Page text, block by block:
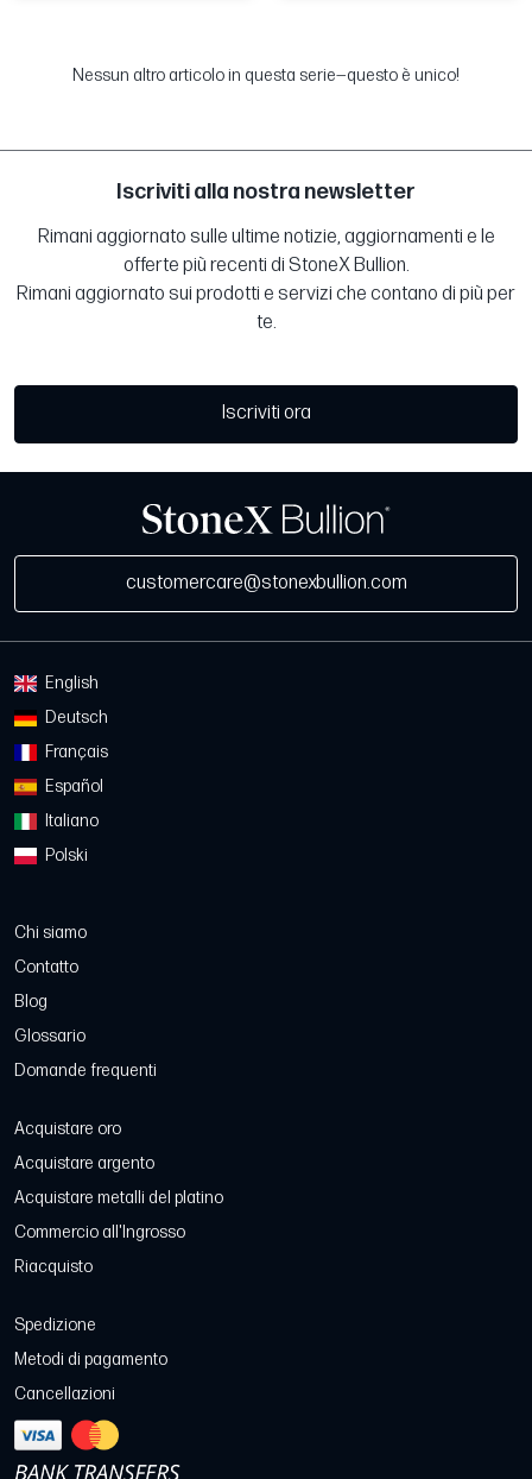
Nessun altro articolo in questa serie—questo è unico!
Iscriviti alla nostra newsletter
Rimani aggiornato sulle ultime notizie, aggiornamenti e le
offerte più recenti di StoneX Bullion.
Rimani aggiornato sui prodotti e servizi che contano di più per
te.
Iscriviti ora
customercare@stonexbullion.com
English
Deutsch
Français
Español
Italiano
Polski
Chi siamo
Contatto
Blog
Glossario
Domande frequenti
Acquistare oro
Acquistare argento
Acquistare metalli del platino
Commercio all'Ingrosso
Riacquisto
Spedizione
Metodi di pagamento
Cancellazioni